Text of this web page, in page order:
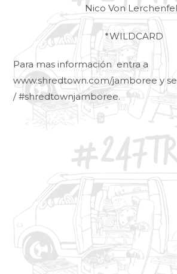
Nico Von
*WILDCARD
Para mas información entra a
www.shredtown.com/jamboree y
/ #shredtownjamboree.